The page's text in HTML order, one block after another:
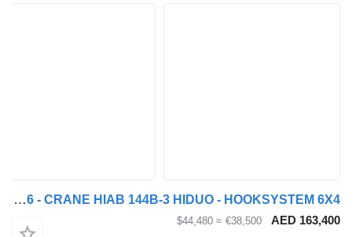
Mercedes-Benz Axor 2636 - CRANE HIAB 144B-3 HIDUO - HOOKSYSTEM 6X4
AED 163,400
€38,500
≈ $44,480